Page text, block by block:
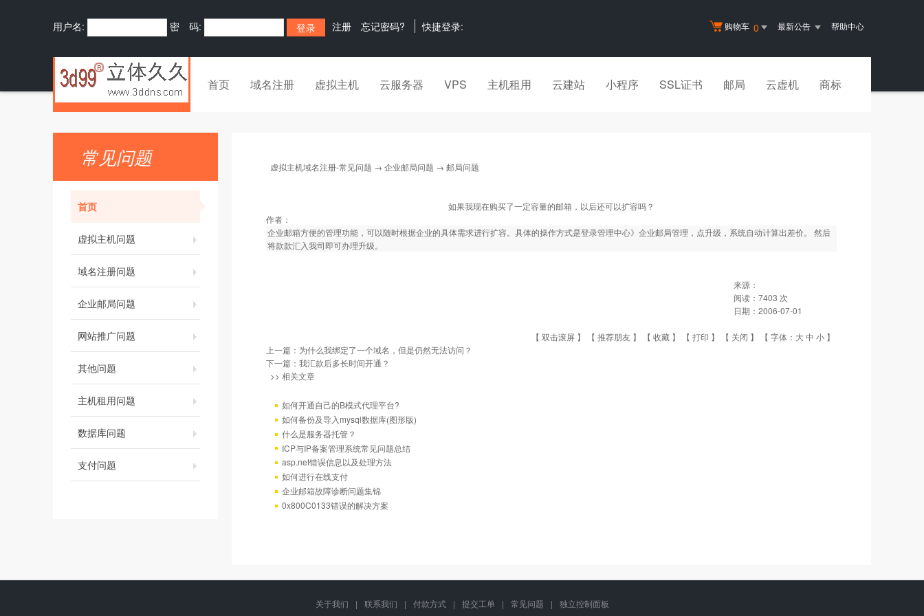
购物车 0 最新公告 帮助中心
用户名: 密 码: 注册 忘记密码? 快捷登录:
首页 域名注册 虚拟主机 云服务器 VPS 主机租用 云建站 小程序 SSL证书 邮局 云虚机 商标
常见问题
首页
虚拟主机问题
域名注册问题
企业邮局问题
网站推广问题
其他问题
主机租用问题
数据库问题
支付问题
虚拟主机域名注册-常见问题 → 企业邮局问题 → 邮局问题
如果我现在购买了一定容量的邮箱，以后还可以扩容吗？
作者：
企业邮箱方便的管理功能，可以随时根据企业的具体需求进行扩容。具体的操作方式是登录管理中心》企业邮局管理，点升级，系统自动计算出差价。 然后
将款款汇入我司即可办理升级。
来源：
阅读： 7403 次
日期： 2006-07-01
【 双击滚屏 】 【 推荐朋友 】 【 收藏 】 【 打印 】 【 关闭 】 【 字体： 大中 小 】
上一篇： 为什么我绑定了一个域名，但是仍然无法访问？
下一篇： 我汇款后多长时间开通？
>> 相关文章
如何开通自己的B模式代理平台?
如何备份及导入mysql数据库(图形版)
什么是服务器托管？
ICP与IP备案管理系统常见问题总结
asp.net错误信息以及处理方法
如何进行在线支付
企业邮箱故障诊断问题集锦
0x800C0133错误的解决方案
关于我们 | 联系我们 | 付款方式 | 提交工单 | 常见问题 | 独立控制面板